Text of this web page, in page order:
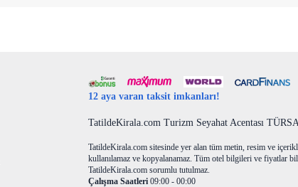
12 aya varan taksit imkanları!
TatildeKirala.com Turizm Seyahat Acentası
TatildeKirala.com sitesinde yer alan tüm metin, resim ve
kullanılamaz ve kopyalanamaz. Tüm otel bilgileri ve fiyatlar
TatildeKirala.com sorumlu tutulmaz.
Çalışma Saatleri 09:00 - 00:00